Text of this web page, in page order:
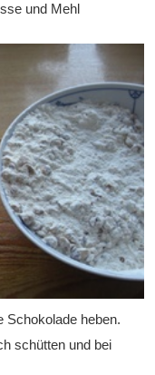
und Mehl
Schokolade heben.
schütten und bei